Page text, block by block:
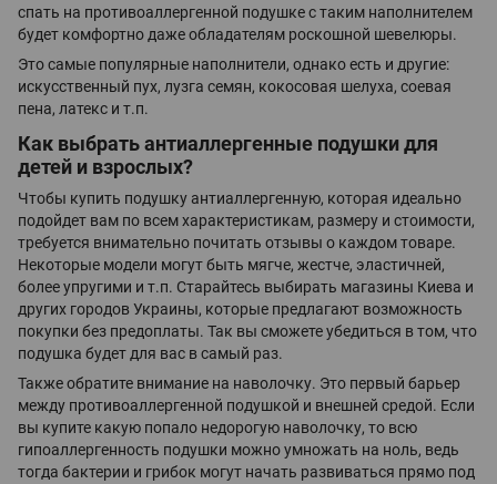
спать на противоаллергенной подушке с таким наполнителем
будет комфортно даже обладателям роскошной шевелюры.
Это самые популярные наполнители, однако есть и другие:
искусственный пух, лузга семян, кокосовая шелуха, соевая
пена, латекс и т.п.
Как выбрать антиаллергенные подушки для
детей и взрослых?
Чтобы купить подушку антиаллергенную, которая идеально
подойдет вам по всем характеристикам, размеру и стоимости,
требуется внимательно почитать отзывы о каждом товаре.
Некоторые модели могут быть мягче, жестче, эластичней,
более упругими и т.п. Старайтесь выбирать магазины Киева и
других городов Украины, которые предлагают возможность
покупки без предоплаты. Так вы сможете убедиться в том, что
подушка будет для вас в самый раз.
Также обратите внимание на наволочку. Это первый барьер
между противоаллергенной подушкой и внешней средой. Если
вы купите какую попало недорогую наволочку, то всю
гипоаллергенность подушки можно умножать на ноль, ведь
тогда бактерии и грибок могут начать развиваться прямо под